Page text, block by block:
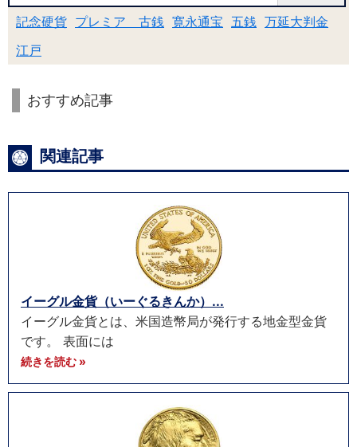
記念硬貨 プレミア 古銭 寛永通宝 五銭 万延大判金
江戸
おすすめ記事
関連記事
イーグル金貨（いーぐるきんか）...
イーグル金貨とは、米国造幣局が発行する地金型金貨
です。 表面には
続きを読む »